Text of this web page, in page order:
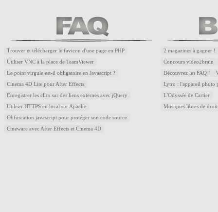
Trouver et télécharger le favicon d'une page en PHP
Utiliser VNC à la place de TeamViewer
Le point virgule est-il obligatoire en Javascript ?
Cinema 4D Lite pour After Effects
Enregistrer les clics sur des liens externes avec jQuery
Utiliser HTTPS en local sur Apache
Obfuscation javascript pour protéger son code source
Cineware avec After Effects et Cinema 4D
2 magazines à gagner !
Concours video2brain
Découvrez les FAQ !
Lytro : l'appareil photo
L'Odyssée de Cartier
Musiques libres de